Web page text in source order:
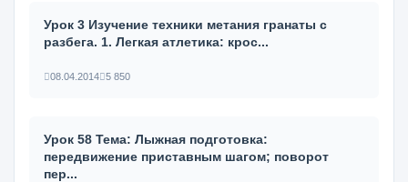
Урок 3 Изучение техники метания гранаты с
разбега. 1. Легкая атлетика: крос...
08.04.2014 5 850
Урок 58 Тема: Лыжная подготовка:
передвижение приставным шагом; пово­рот
пер...